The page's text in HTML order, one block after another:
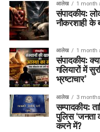
आलेख 1 month
संपादकीय:
नौकरशाही के
आलेख 1 month
संपादकीय:
गलियारों में
भ्रष्टाचार’
आलेख 3
सम्पादकीय:
पुलिस ‘जनता
करने में?